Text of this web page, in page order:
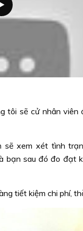
tôi sẽ cử nhân
sẽ xem xét tình
bạn sau đó đo đạt
tiết kiệm chi phí,